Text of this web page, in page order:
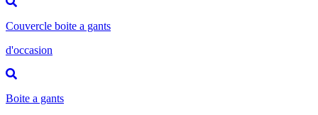
Couvercle boite a gants
d'occasion
Boite a gants